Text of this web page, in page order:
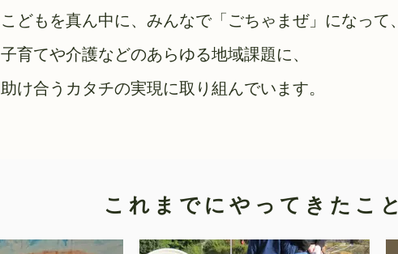
こどもを真ん中に、みんなで「ごちゃまぜ」になって、
子育てや介護などのあらゆる地域課題に、
助け合うカタチの実現に取り組んでいます。
これまでにやってきたこと